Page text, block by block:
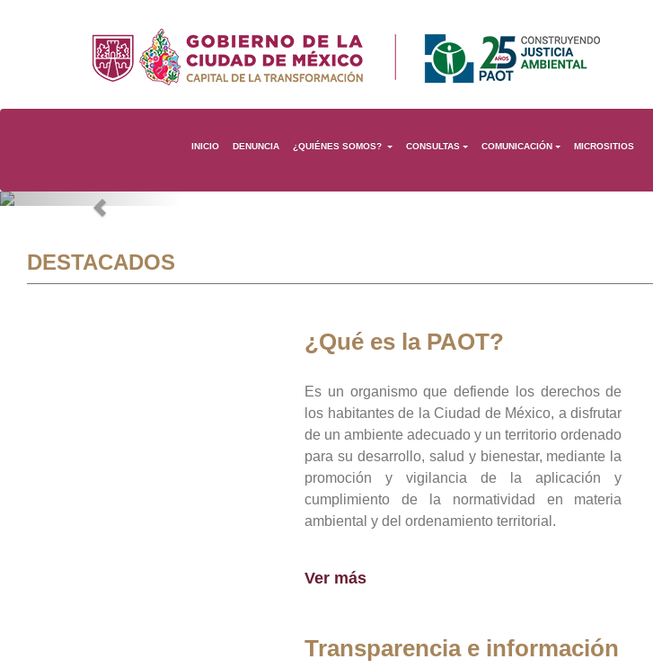
INICIO DENUNCIA ¿QUIÉNES SOMOS? CONSULTAS COMUNICACIÓN MICROSITIOS
Previous
DESTACADOS
¿Qué es la PAOT?
Es un organismo que defiende los derechos de
los habitantes de la Ciudad de México, a disfrutar
de un ambiente adecuado y un territorio ordenado
para su desarrollo, salud y bienestar, mediante la
promoción y vigilancia de la aplicación y
cumplimiento de la normatividad en materia
ambiental y del ordenamiento territorial.
Ver más
Transparencia e información